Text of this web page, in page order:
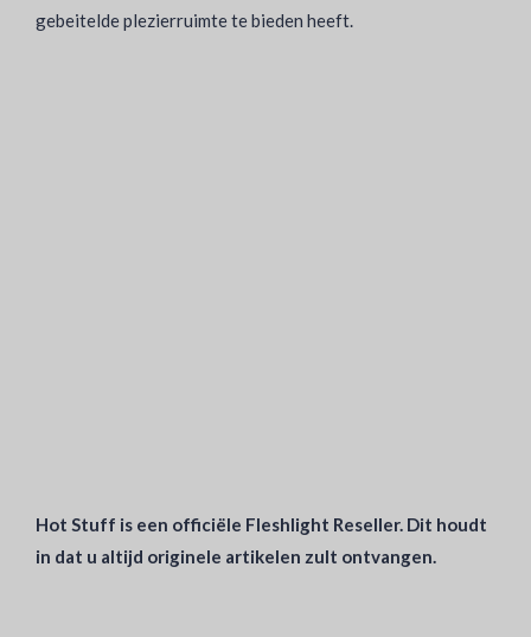
gebeitelde plezierruimte te bieden heeft.
Hot Stuff is een officiële Fleshlight Reseller. Dit houdt
in dat u altijd originele artikelen zult ontvangen.